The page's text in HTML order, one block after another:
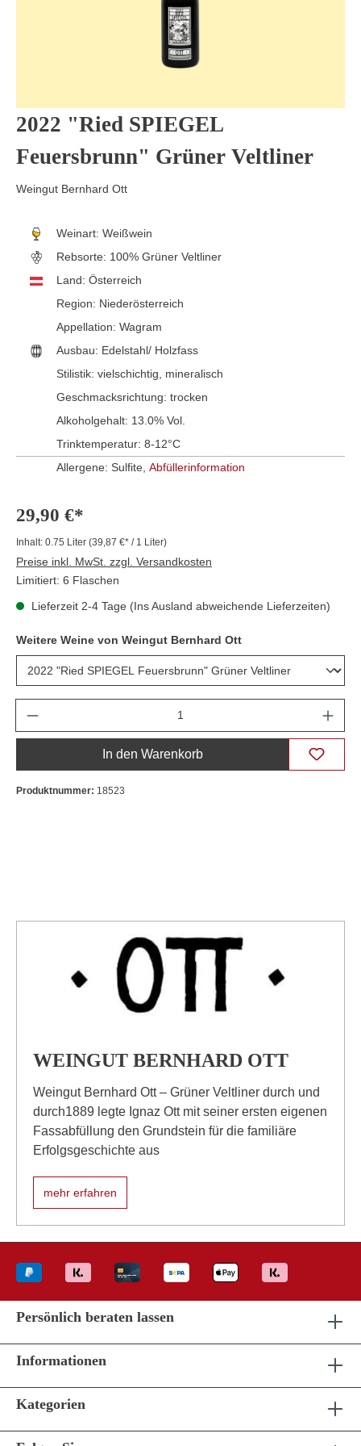
2022 "Ried SPIEGEL
Feuersbrunn" Grüner Veltliner
Weingut Bernhard Ott
Weinart: Weißwein
Rebsorte: 100% Grüner Veltliner
Land: Österreich
Region: Niederösterreich
Appellation: Wagram
Ausbau: Edelstahl/ Holzfass
Stilistik: vielschichtig , mineralisch
Geschmacksrichtung: trocken
Alkoholgehalt: 13.0% Vol.
Trinktemperatur: 8-12°C
Allergene: Sulfite, Abfüllerinformation
29,90 €*
Inhalt: 0.75 Liter (39,87 €* / 1 Liter)
Preise inkl. MwSt. zzgl. Versandkosten
Limitiert: 6 Flaschen
Lieferzeit 2-4 Tage (Ins Ausland abweichende Lieferzeiten)
Weitere Weine von Weingut Bernhard Ott
In den Warenkorb
Produktnummer: 18523
WEINGUT BERNHARD OTT
Weingut Bernhard Ott – Grüner Veltliner durch und
durch1889 legte Ignaz Ott mit seiner ersten eigenen
Fassabfüllung den Grundstein für die familiäre
Erfolgsgeschichte aus
mehr erfahren
Persönlich beraten lassen
Informationen
Kategorien